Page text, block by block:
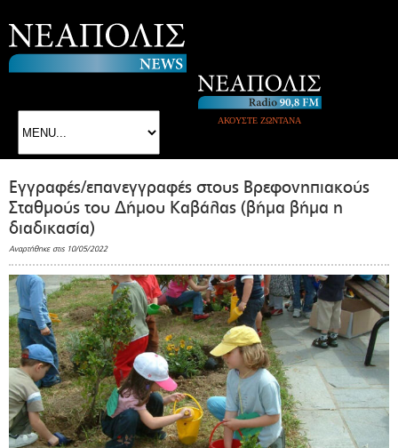
ΑΚΟΥΣΤΕ ΖΩΝΤΑΝΑ
Εγγραφές/επανεγγραφές στους Βρεφονηπιακούς
Σταθμούς του Δήμου Καβάλας (βήμα βήμα η
διαδικασία)
Αναρτήθηκε στις 10/05/2022